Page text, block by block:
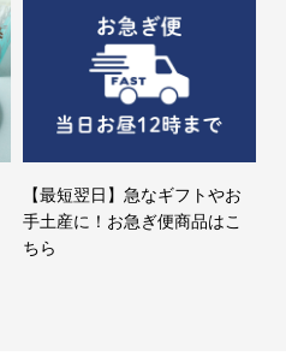
【最短翌日】急なギフトやお
手土産に！お急ぎ便商品はこ
ちら